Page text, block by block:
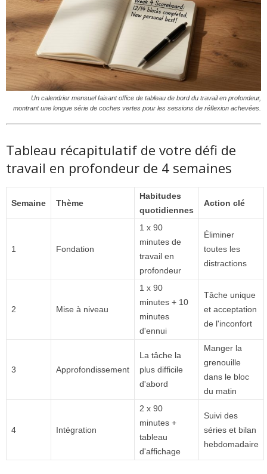
Un calendrier mensuel faisant office de tableau de bord du travail en profondeur,
montrant une longue série de coches vertes pour les sessions de réflexion achevées.
Tableau récapitulatif de votre défi de
travail en profondeur de 4 semaines
Semaine Thème
Habitudes
quotidiennes
Action clé
1 Fondation
1 x 90
minutes de
travail en
profondeur
Éliminer
toutes les
distractions
2 Mise à niveau
1 x 90
minutes + 10
minutes
d'ennui
Tâche unique
et acceptation
de l'inconfort
3 Approfondissement
La tâche la
plus difficile
d'abord
Manger la
grenouille
dans le bloc
du matin
4 Intégration
2 x 90
minutes +
tableau
d'affichage
Suivi des
séries et bilan
hebdomadaire